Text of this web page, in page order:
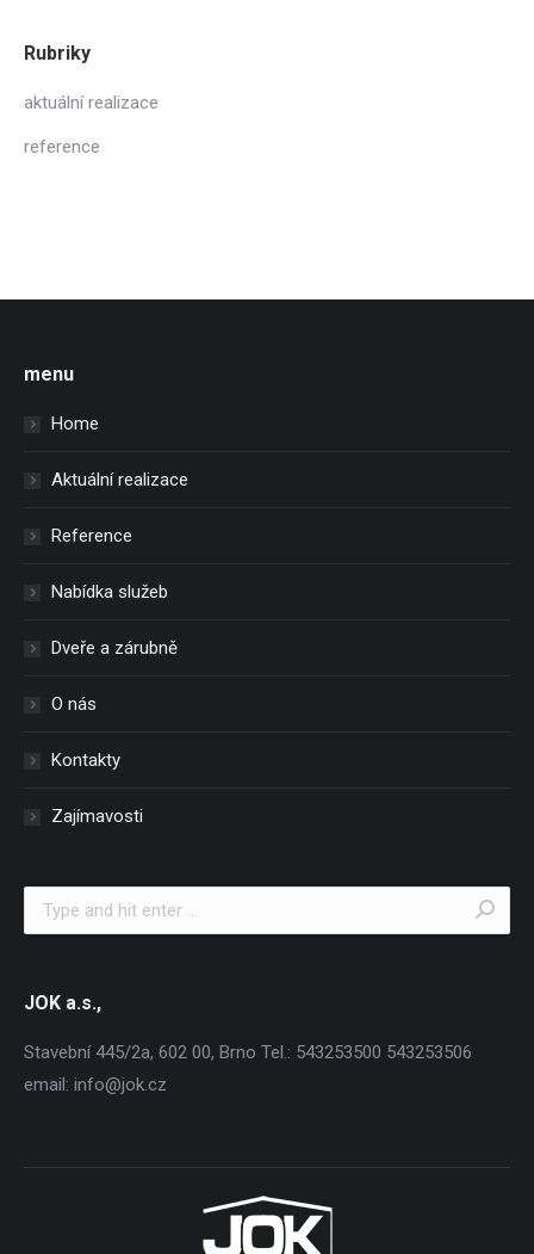
Rubriky
aktuální realizace
reference
menu
Home
Aktuální realizace
Reference
Nabídka služeb
Dveře a zárubně
O nás
Kontakty
Zajímavosti
Search:
JOK a.s.,
Stavební 445/2a, 602 00, Brno Tel.: 543253500 543253506
email: info@jok.cz